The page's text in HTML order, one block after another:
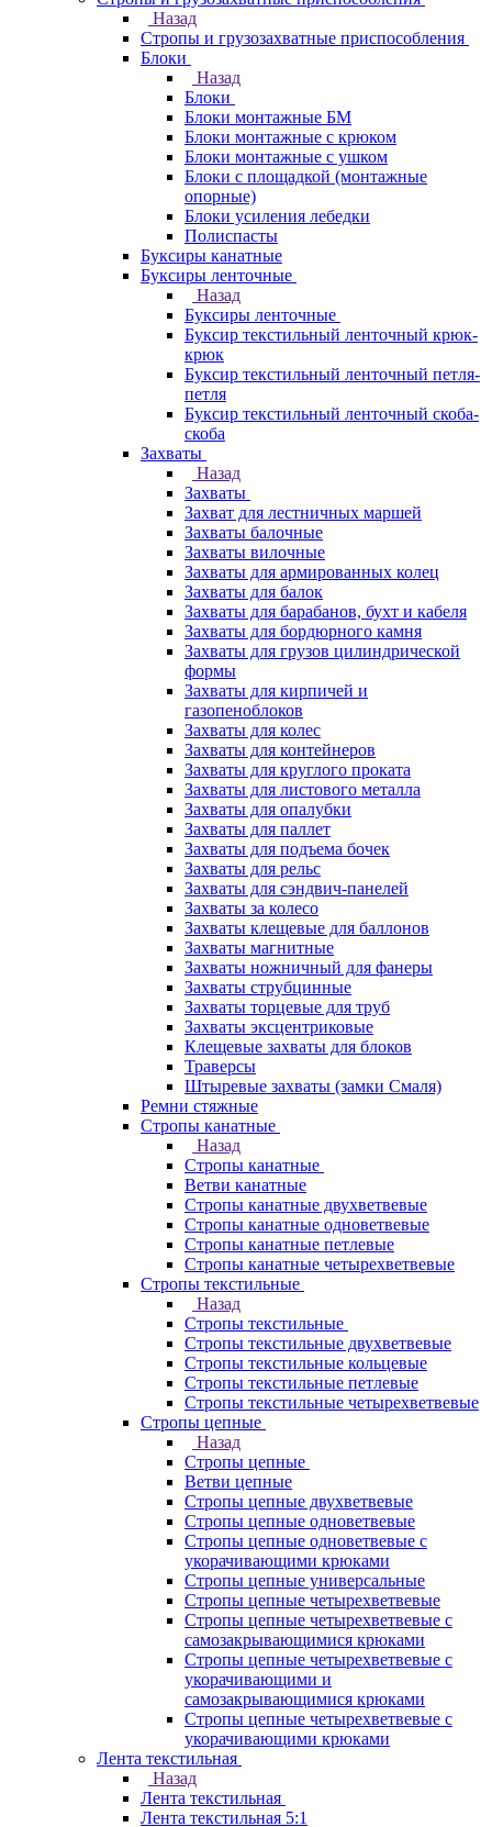
Назад
Стропы и грузозахватные приспособления
Блоки
Назад
Блоки
Блоки монтажные БМ
Блоки монтажные с крюком
Блоки монтажные с ушком
Блоки с площадкой (монтажные
опорные)
Блоки усиления лебедки
Полиспасты
Буксиры канатные
Буксиры ленточные
Назад
Буксиры ленточные
Буксир текстильный ленточный крюк-
крюк
Буксир текстильный ленточный петля-
петля
Буксир текстильный ленточный скоба-
скоба
Захваты
Назад
Захваты
Захват для лестничных маршей
Захваты балочные
Захваты вилочные
Захваты для армированных колец
Захваты для балок
Захваты для барабанов, бухт и кабеля
Захваты для бордюрного камня
Захваты для грузов цилиндрической
формы
Захваты для кирпичей и
газопеноблоков
Захваты для колес
Захваты для контейнеров
Захваты для круглого проката
Захваты для листового металла
Захваты для опалубки
Захваты для паллет
Захваты для подъема бочек
Захваты для рельс
Захваты для сэндвич-панелей
Захваты за колесо
Захваты клещевые для баллонов
Захваты магнитные
Захваты ножничный для фанеры
Захваты струбцинные
Захваты торцевые для труб
Захваты эксцентриковые
Клещевые захваты для блоков
Траверсы
Штыревые захваты (замки Смаля)
Ремни стяжные
Стропы канатные
Назад
Стропы канатные
Ветви канатные
Стропы канатные двухветвевые
Стропы канатные одноветвевые
Стропы канатные петлевые
Стропы канатные четырехветвевые
Стропы текстильные
Назад
Стропы текстильные
Стропы текстильные двухветвевые
Стропы текстильные кольцевые
Стропы текстильные петлевые
Стропы текстильные четырехветвевые
Стропы цепные
Назад
Стропы цепные
Ветви цепные
Стропы цепные двухветвевые
Стропы цепные одноветвевые
Стропы цепные одноветвевые с
укорачивающими крюками
Стропы цепные универсальные
Стропы цепные четырехветвевые
Стропы цепные четырехветвевые с
самозакрывающимися крюками
Стропы цепные четырехветвевые с
укорачивающими и
самозакрывающимися крюками
Стропы цепные четырехветвевые с
укорачивающими крюками
Лента текстильная
Назад
Лента текстильная
Лента текстильная 5:1